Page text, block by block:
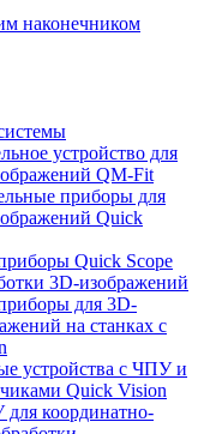
наконечником
устройство для
QM-Fit
приборы для
Quick
Quick Scope
3D-изображений
для 3D-
на станках с
устройства с ЧПУ и
Quick Vision
координатно-